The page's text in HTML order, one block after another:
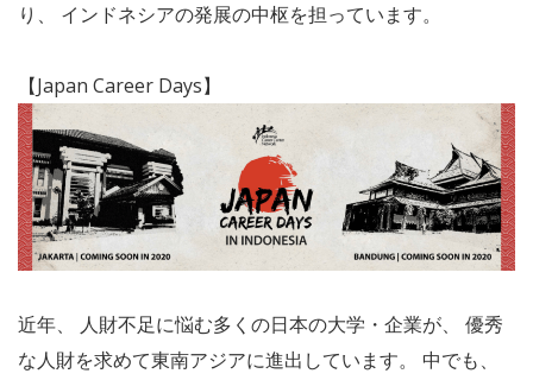
り、 インドネシアの発展の中枢を担っています。
【Japan Career Days】
近年、 人財不足に悩む多くの日本の大学・企業が、 優秀
な人財を求めて東南アジアに進出しています。 中でも、